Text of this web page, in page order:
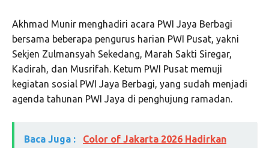
Akhmad Munir menghadiri acara PWI Jaya Berbagi
bersama beberapa pengurus harian PWI Pusat, yakni
Sekjen Zulmansyah Sekedang, Marah Sakti Siregar,
Kadirah, dan Musrifah. Ketum PWI Pusat memuji
kegiatan sosial PWI Jaya Berbagi, yang sudah menjadi
agenda tahunan PWI Jaya di penghujung ramadan.
Baca Juga :
Color of Jakarta 2026 Hadirkan